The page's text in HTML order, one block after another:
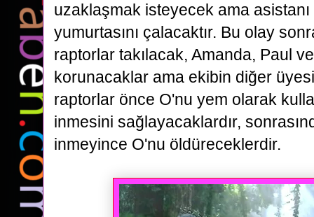
uzaklaşmak isteyecek ama
yumurtasını çalacaktır. Bu olay
raptorlar takılacak, Amanda, Paul
korunacaklar ama ekibin diğer
raptorlar önce O'nu yem olarak
inmesini sağlayacaklardır,
inmeyince O'nu öldüreceklerdir.